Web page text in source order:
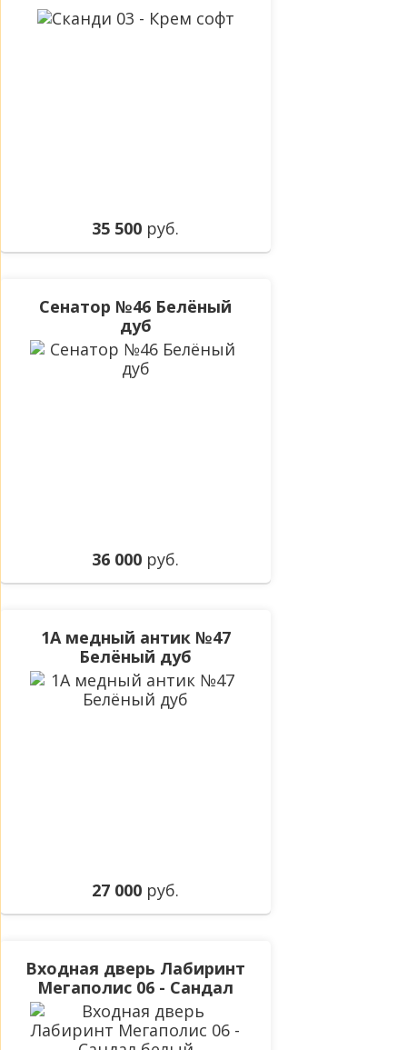
35 500 руб.
Сенатор №46 Белёный
дуб
36 000 руб.
1А медный антик №47
Белёный дуб
27 000 руб.
Входная дверь Лабиринт
Мегаполис 06 - Сандал
белый